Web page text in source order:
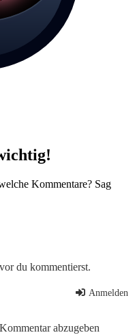
Kommentare? Sag
du kommentierst.
Anmelden
abzugeben